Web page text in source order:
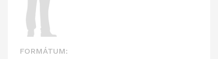
FORMÁTUM: